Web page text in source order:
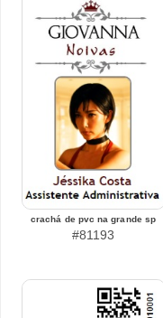
crachá de pvc na grande sp
#81193